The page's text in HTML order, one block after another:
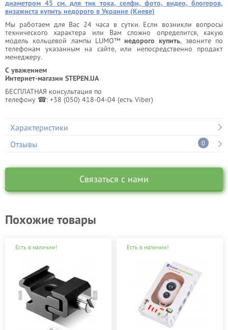
Мы работаем для Вас 24 часа в сутки. Если возникли вопросы
технического характера или Вам сложно определится, какую
модель кольцевой лампы LUMO™недорого купить, звоните по
телефонам указанным на сайте, или непосредственно продакт
менеджеру.
С уважением
Интернет-магазин STEPEN.UA
БЕСПЛАТНАЯ консультация по
телефону ☎: +38 (050) 418-04-04 (есть Viber)
Характеристики
Отзывы
0
Связаться с нами
Похожие товары
Есть в наличии! Есть в наличии!